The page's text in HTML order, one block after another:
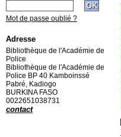
Mot de passe oublié ?
Adresse
Bibliothèque de l'Académie de
Police
Bibliothèque de l'Académie de
Police BP 40 Kamboinssé
Pabré, Kadiogo
BURKINA FASO
0022651038731
contact